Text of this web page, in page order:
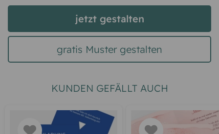
jetzt gestalten
gratis Muster gestalten
KUNDEN GEFÄLLT AUCH